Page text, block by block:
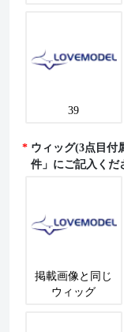
39
ウィッグ(3点目付
件」にご記入くだ
掲載画像と同じ
ウィッグ